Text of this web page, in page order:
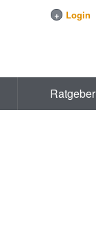
+ Login
Ratgeber